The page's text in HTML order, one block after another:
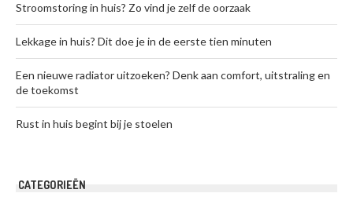
Stroomstoring in huis? Zo vind je zelf de oorzaak
Lekkage in huis? Dit doe je in de eerste tien minuten
Een nieuwe radiator uitzoeken? Denk aan comfort, uitstraling en
de toekomst
Rust in huis begint bij je stoelen
CATEGORIEËN